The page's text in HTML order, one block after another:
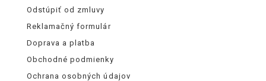
Odstúpiť od zmluvy
Reklamačný formulár
Doprava a platba
Obchodné podmienky
Ochrana osobných údajov